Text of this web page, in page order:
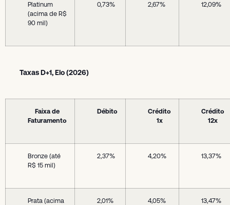
Platinum
(acima de R$
90 mil)
0,73% 2,67% 12,09%
Taxas D+1, Elo (2026)
Faixa de
Faturamento
Débito
Crédito
1x
Crédito
12x
Bronze (até
R$ 15 mil)
2,37% 4,20% 13,37%
Prata (acima
2,01% 4,05% 13,47%